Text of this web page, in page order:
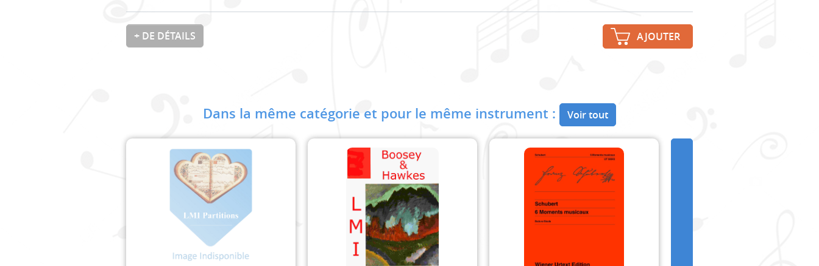
+ DE DÉTAILS AJOUTER
Dans la même catégorie et pour le même instrument : Voir tout